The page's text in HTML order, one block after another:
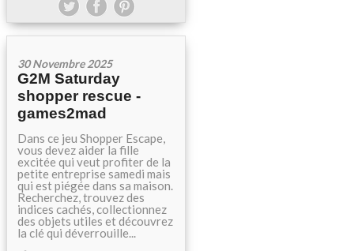
30 Novembre 2025
G2M Saturday
shopper rescue -
games2mad
Dans ce jeu Shopper Escape,
vous devez aider la fille
excitée qui veut profiter de la
petite entreprise samedi mais
qui est piégée dans sa maison.
Recherchez, trouvez des
indices cachés, collectionnez
des objets utiles et découvrez
la clé qui déverrouille...